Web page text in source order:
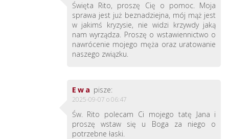
Święta Rito, proszę Cię o pomoc. Moja
sprawa jest już beznadziejna, mój mąż jest
w jakimś kryzysie, nie widzi krzywdy jaką
nam wyrządza. Proszę o wstawiennictwo o
nawrócenie mojego męża oraz uratowanie
naszego związku.
Ewa pisze:
2025-09-07 o 06:47
Św. Rito polecam Ci mojego tatę Jana i
proszę wstaw się u Boga za niego o
potrzebne łaski.